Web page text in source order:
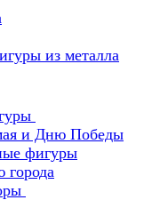
из металла
и Дню Победы
фигуры
города